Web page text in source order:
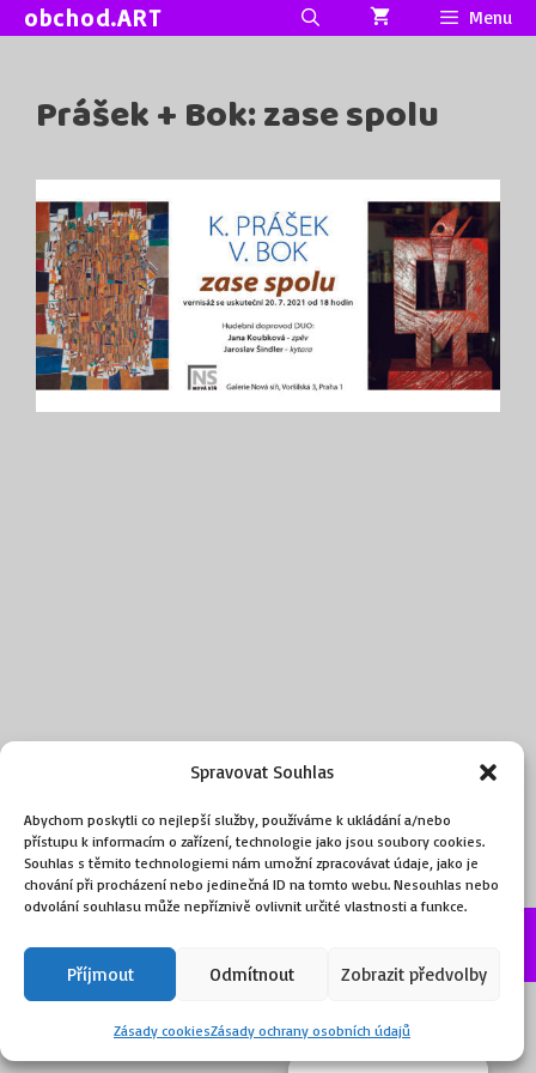
Spravovat Souhlas
Abychom poskytli co nejlepší služby, používáme k ukládání a/nebo
přístupu k informacím o zařízení, technologie jako jsou soubory cookies.
Souhlas s těmito technologiemi nám umožní zpracovávat údaje, jako je
chování při procházení nebo jedinečná ID na tomto webu. Nesouhlas nebo
odvolání souhlasu může nepříznivě ovlivnit určité vlastnosti a funkce.
Příjmout Odmítnout Zobrazit předvolby
Zásady cookiesZásady ochrany osobních údajů
Přeskočit
na
obchod.ART Menu
Prášek + Bok: zase spolu